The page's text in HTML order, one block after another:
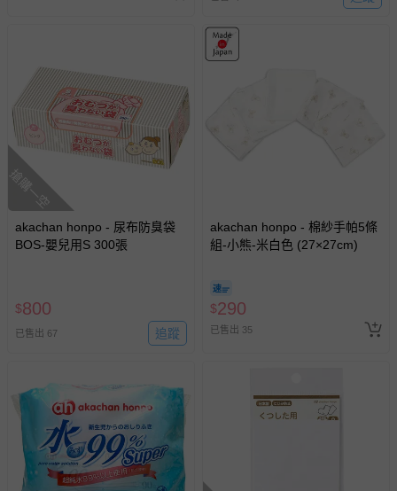
搶購一空
akachan honpo - 尿布防臭袋
BOS-嬰兒用S 300張
$800
已售出 67 追蹤
akachan honpo - 棉紗手帕5條
組-小熊-米白色 (27×27cm)
$290
已售出 35